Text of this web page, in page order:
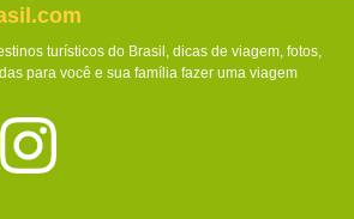
turísticos do Brasil, dicas de viagem, fotos,
para você e sua família fazer uma viagem